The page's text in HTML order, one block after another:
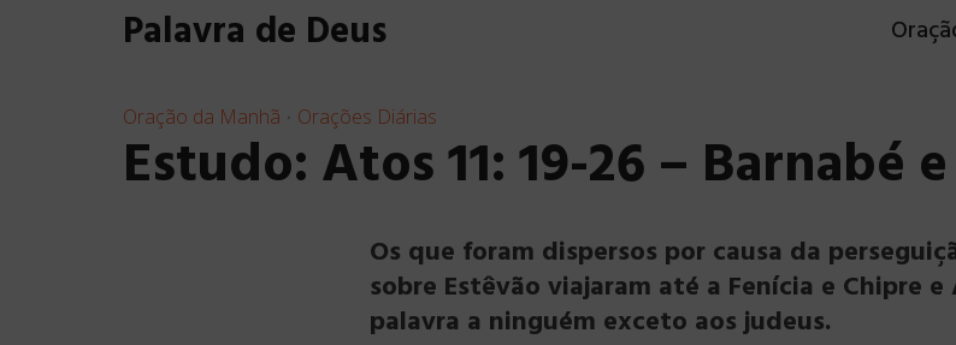
Palavra de Deus
Oração da Manhã • Orações Diárias
Estudo: Atos 11: 19-26 – Barnabé
Os que foram dispersos por causa da
sobre Estêvão viajaram até a Fenícia e Chipre
palavra a ninguém exceto aos judeus.